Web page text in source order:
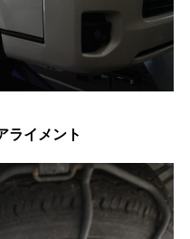
ライメント